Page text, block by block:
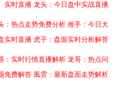
实时直播 龙头：今日盘中实战直播
：热点走势免费分析 推手：今日大
实时直播 虎子：盘面实时分析解答
：实时行情直播解析 龙哥：热点问
免费解答 風雲：最新盘面走势解析